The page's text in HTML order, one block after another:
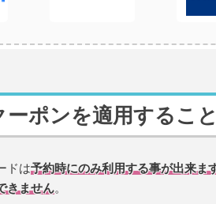
ポンを適用するこ
ドは予約時にのみ利用する事が出来ま
きません。